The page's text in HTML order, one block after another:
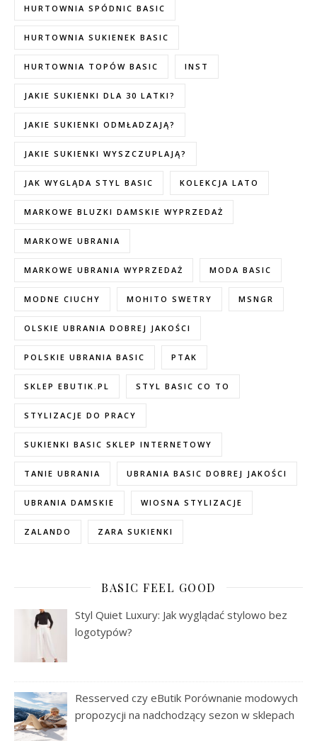
HURTOWNIA SPÓDNIC BASIC
HURTOWNIA SUKIENEK BASIC
HURTOWNIA TOPÓW BASIC INST
JAKIE SUKIENKI DLA 30 LATKI?
JAKIE SUKIENKI ODMŁADZAJĄ?
JAKIE SUKIENKI WYSZCZUPLAJĄ?
JAK WYGLĄDA STYL BASIC KOLEKCJA LATO
MARKOWE BLUZKI DAMSKIE WYPRZEDAŻ
MARKOWE UBRANIA
MARKOWE UBRANIA WYPRZEDAŻ MODA BASIC
MODNE CIUCHY MOHITO SWETRY MSNGR
OLSKIE UBRANIA DOBREJ JAKOŚCI
POLSKIE UBRANIA BASIC PTAK
SKLEP EBUTIK.PL STYL BASIC CO TO
STYLIZACJE DO PRACY
SUKIENKI BASIC SKLEP INTERNETOWY
TANIE UBRANIA UBRANIA BASIC DOBREJ JAKOŚCI
UBRANIA DAMSKIE WIOSNA STYLIZACJE
ZALANDO ZARA SUKIENKI
BASIC FEEL GOOD
Styl Quiet Luxury: Jak wyglądać stylowo bez
logotypów?
Resserved czy eButik Porównanie modowych
propozycji na nadchodzący sezon w sklepach